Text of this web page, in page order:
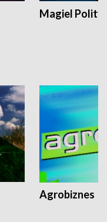
Magiel
Agrobiznes